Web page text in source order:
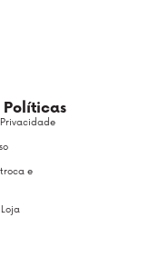
Políticas
e